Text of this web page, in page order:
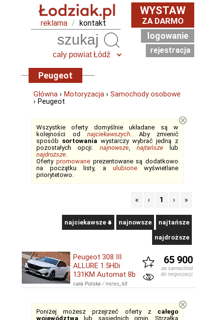
reklama / kontakt
WYSTAW
ZA DARMO
logowanie
rejestracja
Peugeot
Główna › Motoryzacja › Samochody osobowe
› Peugeot
Wszystkie oferty domyślnie układane są w
kolejności od najciekawszych. Aby zmienić
sposób sortowania wystarczy wybrać jedną z
pozostałych opcji: najnowsze, najtańszelub
najdroższe.
Oferty promowaneprezentowane są dodatkowo
na początku listy, a ulubionewyświetlane
priorytetowo.
⊗
« ‹ 1 › »
najciekawsze najnowsze najtańsze
najdroższe
Peugeot 308 III
ALLURE 1.5HDi
131KM Automat 8b
cała Polska /mireo_68
65 900
za samochód
do negocjacji
Poniżej możesz przejrzeć oferty z całego
województwa lub sąsiednich gmin. Strzałka
⊗